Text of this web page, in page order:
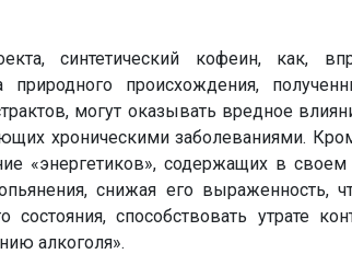
синтетический кофеин, как,
природного происхождения,
могут оказывать вредное
хроническими заболеваниями.
«энергетиков», содержащих в своем
снижая его выраженность,
состояния, способствовать утрате
алкоголя».